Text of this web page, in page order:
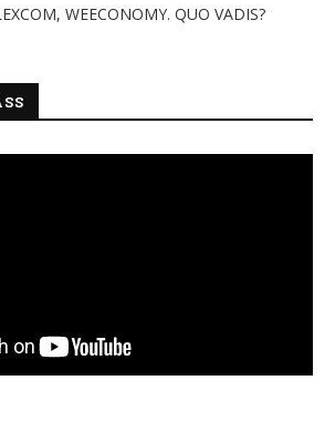
WEECONOMY. QUO VADIS?